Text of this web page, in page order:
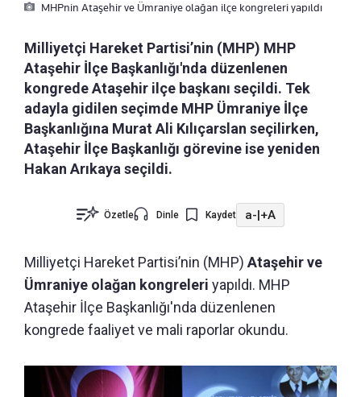
MHPnin Ataşehir ve Ümraniye olağan ilçe kongreleri yapıldı
Milliyetçi Hareket Partisi’nin (MHP) MHP
Ataşehir İlçe Başkanlığı'nda düzenlenen
kongrede Ataşehir ilçe başkanı seçildi. Tek
adayla gidilen seçimde MHP Ümraniye İlçe
Başkanlığına Murat Ali Kılıçarslan seçilirken,
Ataşehir İlçe Başkanlığı görevine ise yeniden
Hakan Arıkaya seçildi.
Özetle Dinle Kaydet a-|+A
Milliyetçi Hareket Partisi’nin (MHP) Ataşehir ve
Ümraniye olağan kongreleri yapıldı. MHP
Ataşehir İlçe Başkanlığı'nda düzenlenen
kongrede faaliyet ve mali raporlar okundu.